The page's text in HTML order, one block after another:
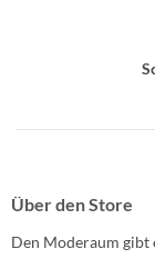
Über den Store
Den Moderaum gibt